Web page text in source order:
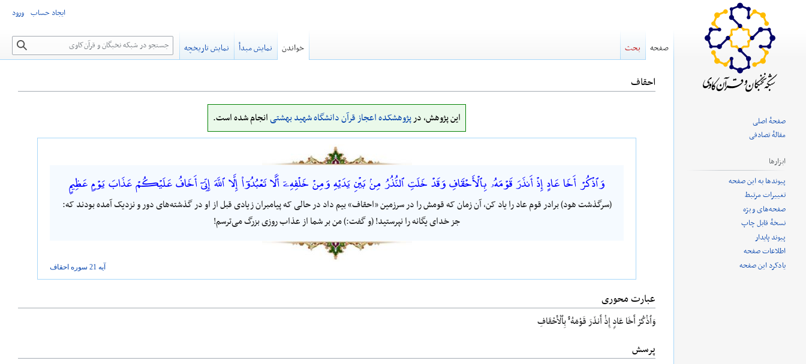
احقاف
این پژوهش، درپژوهشکده اعجاز قرآن دانشگاه شهید بهشتیانجام شده است.
وَٱذْكُرْ أَخَا عَادٍ إِذْ أَنذَرَ قَوْمَهُۥ بِٱلْأَحْقَافِ وَقَدْ خَلَتِ ٱلنُّذُرُ مِنۢ بَيْنِ يَدَيْهِ وَمِنْ خَلْفِهِۦٓ أَلَّا تَعْبُدُوٓا۟ إِلَّا ٱللَّهَ إِنِّىٓ أَخَافُ عَلَيْكُمْ عَذَابَ يَوْمٍ عَظِيمٍ
(سرگذشت هود) برادر قوم عاد را یاد کن، آن زمان که قومش را در سرزمین «احقاف» بیم داد در حالی که پیامبران زیادی قبل از او در گذشته‌های دور و نزدیک آمده بودند که:
جز خدای یگانه را نپرستید! (و گفت:) من بر شما از عذاب روزی بزرگ می‌ترسم!
آیه 21 سوره احقاف
عبارت محوری
وَٱذْكُرْ أَخَا عَادٍ إِذْ أَنذَرَ قَوْمَهُۥ بِٱلْأَحْقَافِ
پرسش
ایجاد حساب ورود
صفحه بحث خواندن نمایش مبدأ نمایش تاریخچه جستجو
صفحهٔ اصلی
مقالهٔ تصادفی
ابزارها
پیوندها به این صفحه
تغییرات مرتبط
صفحه‌های ویژه
نسخهٔ قابل چاپ
پیوند پایدار
اطلاعات صفحه
یادکرد این صفحه